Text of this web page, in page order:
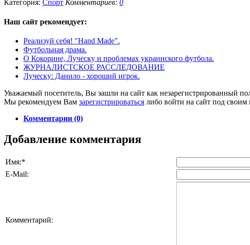
Категория: Спорт Комментариев: 0
Наш сайт рекомендует:
Реализуй себя! "Hand Made".
Футбольная драма.
О Кокорине, Луческу и проблемах украинского футбола.
ЖУРНАЛИСТСКОЕ РАССЛЕДОВАНИЕ
Луческу: Данило - хороший игрок.
Уважаемый посетитель, Вы зашли на сайт как незарегистрированный
Мы рекомендуем Вам зарегистрироваться либо войти на сайт под своим
Комментарии (0)
Добавление комментария
Имя:*
E-Mail:
Комментарий: